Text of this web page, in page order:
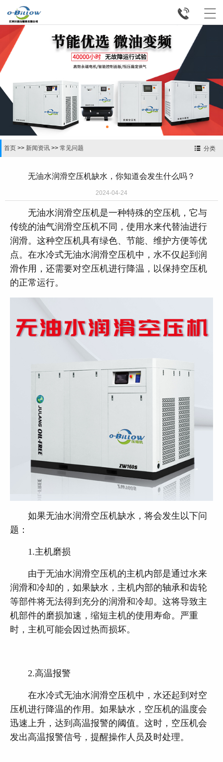


分类
首页 >> 新闻资讯 >> 常见问题
无油水润滑空压机缺水，你知道会发生什么吗？
2024-04-24
无油水润滑空压机是一种特殊的空压机，它与
传统的油气润滑空压机不同，使用水来代替油进行
润滑。这种空压机具有绿色、节能、维护方便等优
点。在水冷式无油水润滑空压机中，水不仅起到润
滑作用，还需要对空压机进行降温，以保持空压机
的正常运行。
如果无油水润滑空压机缺水，将会发生以下问
题：
1.主机磨损
由于无油水润滑空压机的主机内部是通过水来
润滑和冷却的，如果缺水，主机内部的轴承和齿轮
等部件将无法得到充分的润滑和冷却。这将导致主
机部件的磨损加速，缩短主机的使用寿命。严重
时，主机可能会因过热而损坏。
2.高温报警
在水冷式无油水润滑空压机中，水还起到对空
压机进行降温的作用。如果缺水，空压机的温度会
迅速上升，达到高温报警的阈值。这时，空压机会
发出高温报警信号，提醒操作人员及时处理。